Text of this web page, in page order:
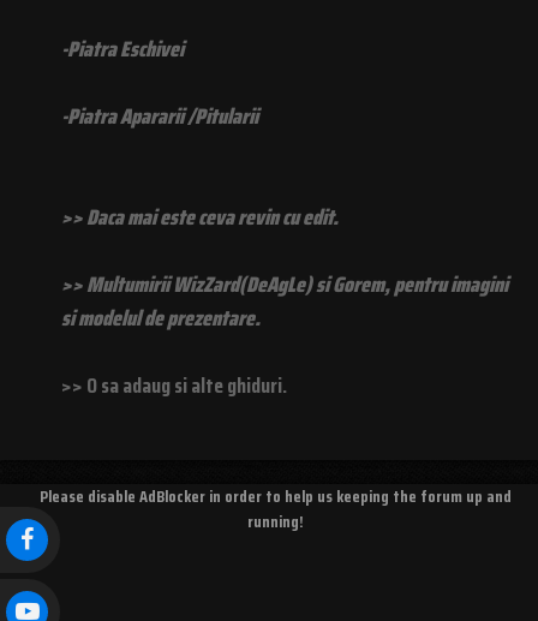
-Piatra Eschivei
-Piatra Apararii /Pitularii
>> Daca mai este ceva revin cu edit.
>> Multumirii WizZard(DeAgLe) si Gorem, pentru imagini
si modelul de prezentare.
>> O sa adaug si alte ghiduri.
Please disable AdBlocker in order to help us keeping the forum up and
running!